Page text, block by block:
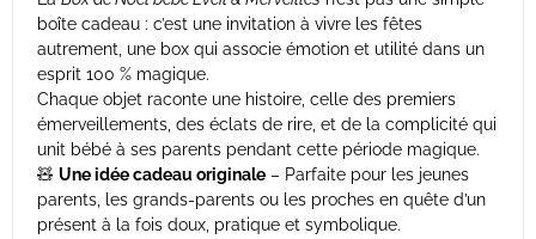
boîte cadeau : c’est une invitation à vivre les fêtes
autrement, une box qui associe émotion et utilité dans un
esprit 100 % magique.
Chaque objet raconte une histoire, celle des premiers
émerveillements, des éclats de rire, et de la complicité qui
unit bébé à ses parents pendant cette période magique.
🧸 Une idée cadeau originale – Parfaite pour les jeunes
parents, les grands-parents ou les proches en quête d’un
présent à la fois doux, pratique et symbolique.